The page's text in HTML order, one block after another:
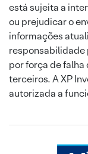
está sujeita a
ou prejudicar o
informações
responsabilidade
por força de
terceiros. A XP
autorizada a